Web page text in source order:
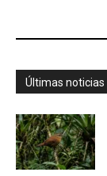
Últimas noticias